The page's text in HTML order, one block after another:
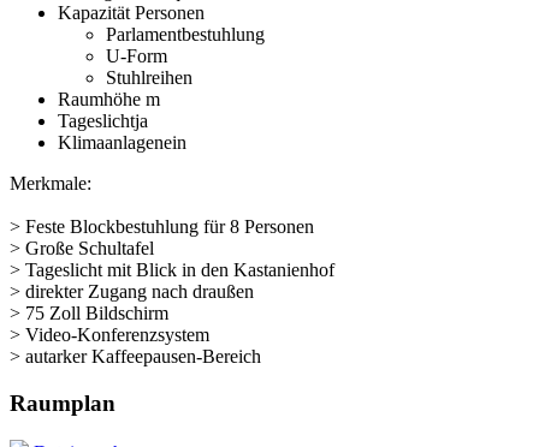
Kapazität Personen
Parlamentbestuhlung
U-Form
Stuhlreihen
Raumhöhe m
Tageslichtja
Klimaanlagenein
Merkmale:
> Feste Blockbestuhlung für 8 Personen
> Große Schultafel
> Tageslicht mit Blick in den Kastanienhof
> direkter Zugang nach draußen
> 75 Zoll Bildschirm
> Video-Konferenzsystem
> autarker Kaffeepausen-Bereich
Raumplan